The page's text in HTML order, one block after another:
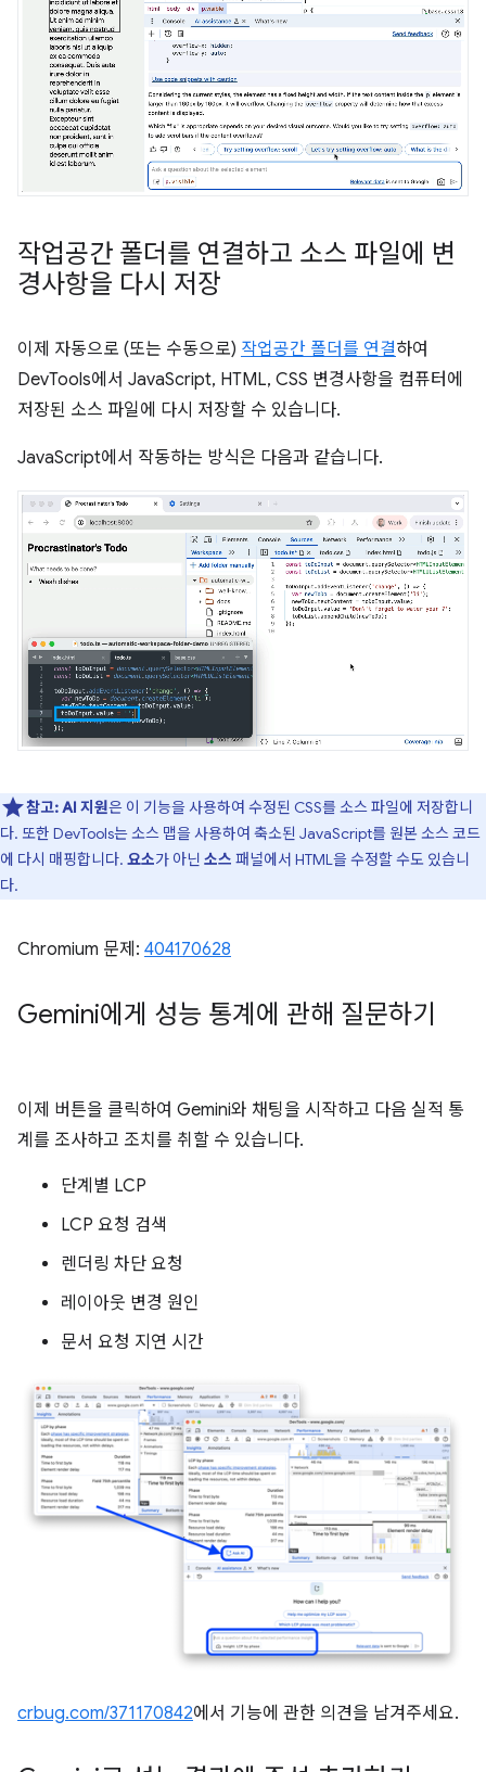
작업공간 폴더를 연결하고 소스 파일에 변
경사항을 다시 저장
이제 자동으로 (또는 수동으로) 작업공간 폴더를 연결하여
DevTools에서 JavaScript, HTML, CSS 변경사항을 컴퓨터에
저장된 소스 파일에 다시 저장할 수 있습니다.
JavaScript에서 작동하는 방식은 다음과 같습니다.
참고:AI 지원은 이 기능을 사용하여 수정된 CSS를 소스 파일에 저장합니
다. 또한 DevTools는 소스 맵을 사용하여 축소된 JavaScript를 원본 소스 코드
에 다시 매핑합니다. 요소가 아닌 소스 패널에서 HTML을 수정할 수도 있습니
다.
Chromium 문제: 404170628
Gemini에게 성능 통계에 관해 질문하기
이제 버튼을 클릭하여 Gemini와 채팅을 시작하고 다음 실적 통
계를 조사하고 조치를 취할 수 있습니다.
단계별 LCP
LCP 요청 검색
렌더링 차단 요청
레이아웃 변경 원인
문서 요청 지연 시간
crbug.com/371170842에서 기능에 관한 의견을 남겨주세요.